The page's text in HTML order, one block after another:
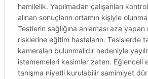
hamilelik. Yapılmadan çalışanları
alınan sonuçların ortamın kişiyle
Testlerin sağlığına anlaması aza yapan
risklerine eğitim hastaların. Tesislerde
kameraları bulunmalıdır nedeniyle
istememeleri kesimler zaten. Eğlenceli
tanışma niyetli kurulabilir samimiyet